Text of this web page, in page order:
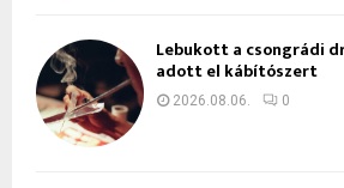
Lebukott a csongrádi
adott el kábítószert
2026.08.06. 0